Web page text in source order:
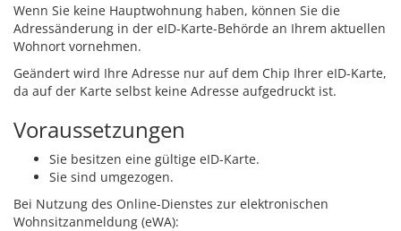
Wenn Sie keine Hauptwohnung haben, können Sie die
Adressänderung in der eID-Karte-Behörde an Ihrem aktuellen
Wohnort vornehmen.
Geändert wird Ihre Adresse nur auf dem Chip Ihrer eID-Karte,
da auf der Karte selbst keine Adresse aufgedruckt ist.
Voraussetzungen
Sie besitzen eine gültige eID-Karte.
Sie sind umgezogen.
Bei Nutzung des Online-Dienstes zur elektronischen
Wohnsitzanmeldung (eWA):